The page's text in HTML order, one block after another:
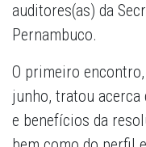
auditores(as) da
Pernambuco.
O primeiro
junho, tratou acerca
e benefícios da